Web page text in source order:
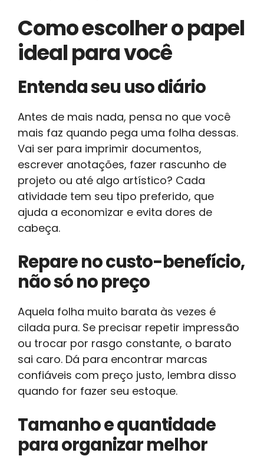
Como escolher o papel
ideal para você
Entenda seu uso diário
Antes de mais nada, pensa no que você
mais faz quando pega uma folha dessas.
Vai ser para imprimir documentos,
escrever anotações, fazer rascunho de
projeto ou até algo artístico? Cada
atividade tem seu tipo preferido, que
ajuda a economizar e evita dores de
cabeça.
Repare no custo-benefício,
não só no preço
Aquela folha muito barata às vezes é
cilada pura. Se precisar repetir impressão
ou trocar por rasgo constante, o barato
sai caro. Dá para encontrar marcas
confiáveis com preço justo, lembra disso
quando for fazer seu estoque.
Tamanho e quantidade
para organizar melhor